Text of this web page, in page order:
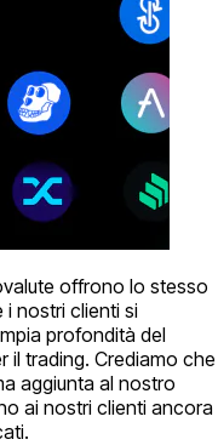
offrono lo stesso
i nostri clienti si
profondità del
il trading. Crediamo che
aggiunta al nostro
ai nostri clienti ancora